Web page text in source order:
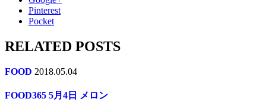
Pinterest
Pocket
RELATED POSTS
FOOD 2018.05.04
FOOD365 5月4日 メロン